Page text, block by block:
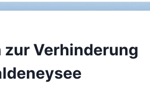
zur Verhinderung